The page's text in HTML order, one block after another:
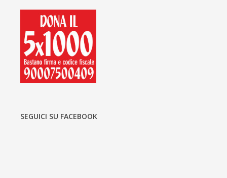
SEGUICI SU FACEBOOK